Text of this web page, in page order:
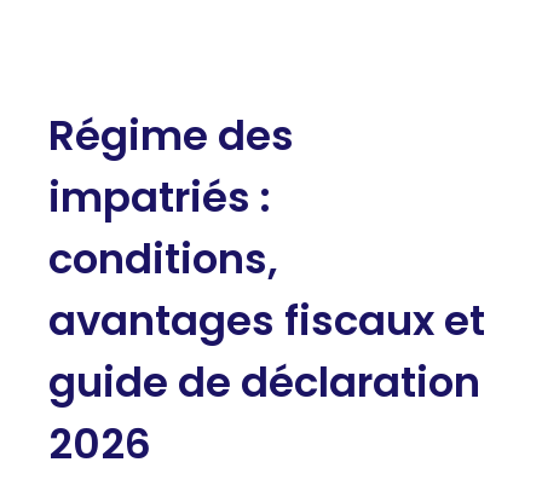
Régime des
impatriés :
conditions,
avantages fiscaux et
guide de déclaration
2026